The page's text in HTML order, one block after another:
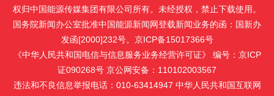
权归中国能源传媒集团有限公司所有。未经授权，禁止下载使用。
国务院新闻办公室批准中国能源新闻网登载新闻业务的函：国新办
发函[2000]232号。京ICP备15017366号
《中华人民共和国电信与信息服务业务经营许可证》 编号：京ICP
证090268号 京公网安备：110102003567
违法和不良信息举报电话：010-63414947 中华人民共和国互联网